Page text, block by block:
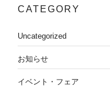
CATEGORY
Uncategorized
お知らせ
イベント・フェア